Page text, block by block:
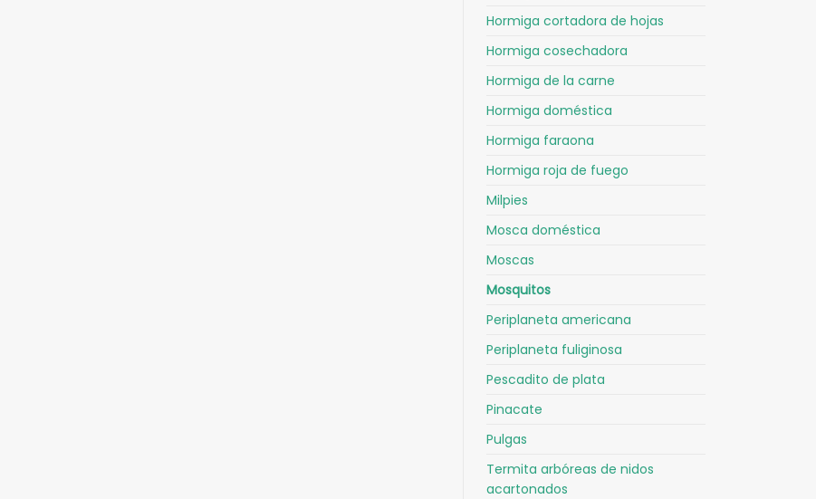
Hormiga cortadora de hojas
Hormiga cosechadora
Hormiga de la carne
Hormiga doméstica
Hormiga faraona
Hormiga roja de fuego
Milpies
Mosca doméstica
Moscas
Mosquitos
Periplaneta americana
Periplaneta fuliginosa
Pescadito de plata
Pinacate
Pulgas
Termita arbóreas de nidos
acartonados